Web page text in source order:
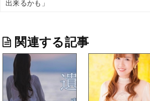
出来るかも」
関連する記事